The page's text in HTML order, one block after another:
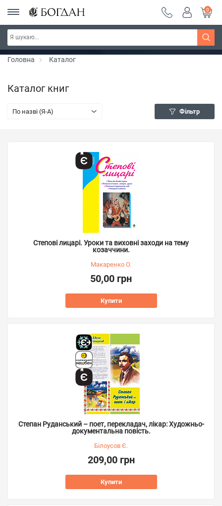
Серія "Чейзіана" ~ знижка 20%
0
Головна Каталог
Каталог книг
По назві (Я-А) Фільтр
Степові лицарі. Уроки та виховні заходи на тему
козаччини.
Макаренко О.
50,00 грн
Купити
Степан Руданський – поет, перекладач, лікар: Художньо-
документальна повість.
Білоусов Є.
209,00 грн
Купити